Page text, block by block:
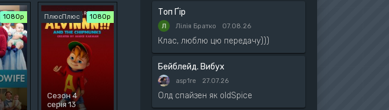
1080p ПлюсПлюс 1080p
Сезон 4
серія 13
Топ Ґір
Лілія Братко 07.08.26
Клас, люблю цю передачу)))
Бейблейд. Вибух
asp1re 27.07.26
Олд спайзен як oldSpice